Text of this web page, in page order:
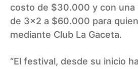
costo de $30.000 y con
de 3×2 a $60.000 para
mediante Club La Gaceta.
“El festival, desde su inicio